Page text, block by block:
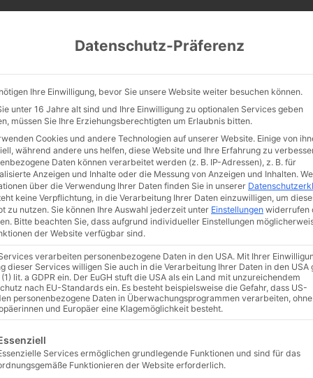
CATHWALK.DE
MESSE GLAUBE KULTUR FRÖMMIGKEIT
Rahner und der
(eines
modernen
Datenschutz-Präferenz
Ihre Einwilligung, bevor Sie unsere Website weiter besuchen können.
unter 16 Jahre alt sind und Ihre Einwilligung zu optionalen Services geben
müssen Sie Ihre Erziehungsberechtigten um Erlaubnis bitten.
Cookies und andere Technologien auf unserer Website. Einige von
während andere uns helfen, diese Website und Ihre Erfahrung zu
Daten können verarbeitet werden (z. B. IP-Adressen), z. B. für
Anzeigen und Inhalte oder die Messung von Anzeigen und Inhalten.
über die Verwendung Ihrer Daten finden Sie in unserer
keine Verpflichtung, in die Verarbeitung Ihrer Daten einzuwilligen, um
zu nutzen. Sie können Ihre Auswahl jederzeit unter Einstellungen widerrufen
Bitte beachten Sie, dass aufgrund individueller Einstellungen
der Website verfügbar sind.
verarbeiten personenbezogene Daten in den USA. Mit Ihrer
dieser Services willigen Sie auch in die Verarbeitung Ihrer Daten in den USA
lit. a GDPR ein. Der EuGH stuft die USA als ein Land mit unzureichendem
nach EU-Standards ein. Es besteht beispielsweise die Gefahr, dass US-
personenbezogene Daten in Überwachungsprogrammen verarbeiten,
und Europäer eine Klagemöglichkeit besteht.
eine Liste der Service-Gruppen, für die eine Einwilligung erteilt
Services ermöglichen grundlegende Funktionen und sind für das
Funktionieren der Website erforderlich.